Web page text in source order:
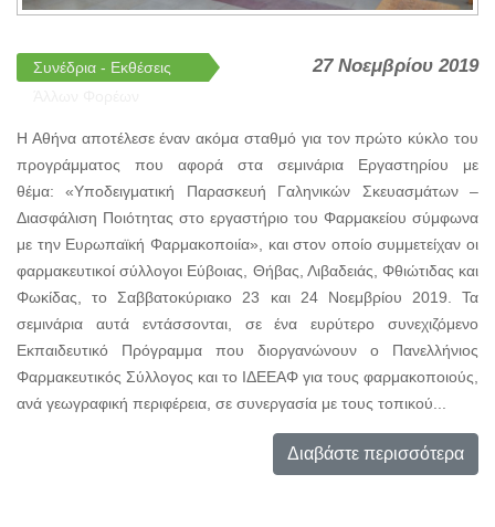
Συνέδρια - Εκθέσεις
27 Νοεμβρίου 2019
Η Αθήνα αποτέλεσε έναν ακόμα σταθμό για τον πρώτο κύκλο του
προγράμματος που αφορά στα σεμινάρια Εργαστηρίου με
θέμα: «Υποδειγματική Παρασκευή Γαληνικών Σκευασμάτων –
Διασφάλιση Ποιότητας στο εργαστήριο του Φαρμακείου σύμφωνα
με την Ευρωπαϊκή Φαρμακοποιία», και στον οποίο συμμετείχαν οι
φαρμακευτικοί σύλλογοι Εύβοιας, Θήβας, Λιβαδειάς, Φθιώτιδας και
Φωκίδας, το Σαββατοκύριακο 23 και 24 Νοεμβρίου 2019. Τα
σεμινάρια αυτά εντάσσονται, σε ένα ευρύτερο συνεχιζόμενο
Εκπαιδευτικό Πρόγραμμα που διοργανώνουν ο Πανελλήνιος
Φαρμακευτικός Σύλλογος και το ΙΔΕΕΑΦ για τους φαρμακοποιούς,
ανά γεωγραφική περιφέρεια, σε συνεργασία με τους τοπικού...
Διαβάστε περισσότερα